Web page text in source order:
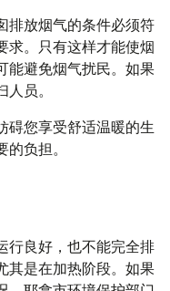
排放烟气的条件必须符
。 只有这样才能使烟
避免烟气扰民。 如果
员。
碍您享受舒适温暖的生
负担。
行良好，也不能完全排
其是在加热阶段。如果